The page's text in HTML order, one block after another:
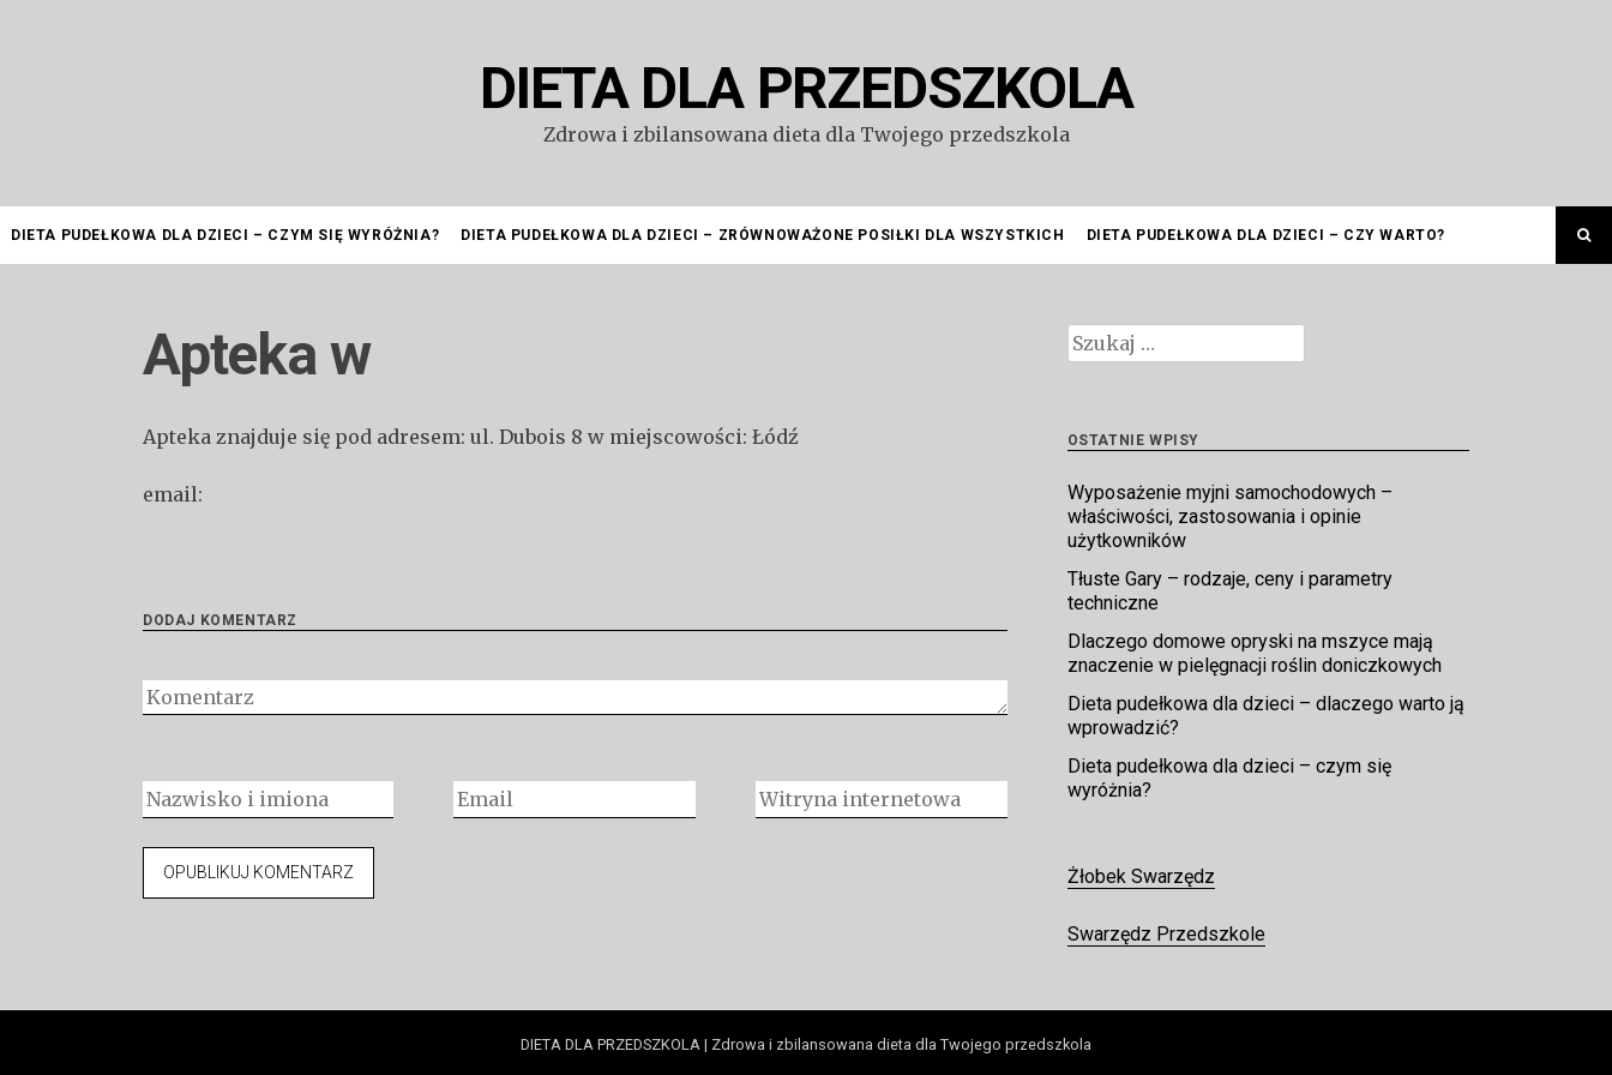
DIETA DLA PRZEDSZKOLA
Zdrowa i zbilansowana dieta dla Twojego przedszkola
DIETA PUDEŁKOWA DLA DZIECI – CZYM SIĘ WYRÓŻNIA? DIETA PUDEŁKOWA DLA DZIECI – ZRÓWNOWAŻONE POSIŁKI DLA WSZYSTKICH DIETA PUDEŁKOWA DLA DZIECI – CZY WARTO?
Apteka w
Apteka znajduje się pod adresem: ul. Dubois 8 w miejscowości: Łódź
email:
DODAJ KOMENTARZ
Szukaj:
OSTATNIE WPISY
Wyposażenie myjni samochodowych –
właściwości, zastosowania i opinie
użytkowników
Tłuste Gary – rodzaje, ceny i parametry
techniczne
Dlaczego domowe opryski na mszyce mają
znaczenie w pielęgnacji roślin doniczkowych
Dieta pudełkowa dla dzieci – dlaczego warto ją
wprowadzić?
Dieta pudełkowa dla dzieci – czym się
wyróżnia?
Żłobek Swarzędz
Swarzędz Przedszkole
DIETA DLA PRZEDSZKOLA | Zdrowa i zbilansowana dieta dla Twojego przedszkola